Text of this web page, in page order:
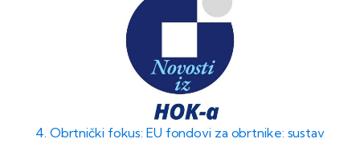
4. Obrtnički fokus: EU fondovi za obrtnike: sustav